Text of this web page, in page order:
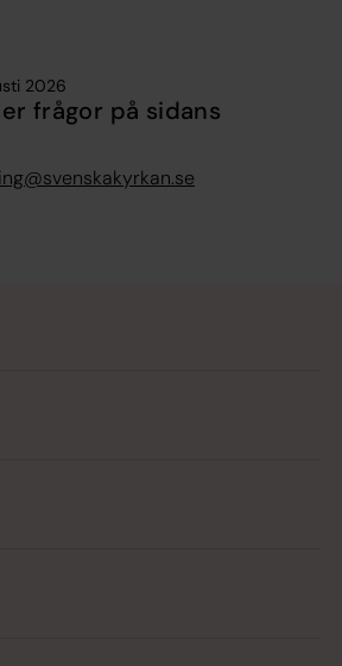
2026
frågor på sidans